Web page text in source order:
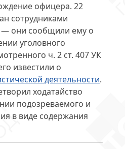
офицера. 22
сотрудниками
— они сообщили ему о
уголовного
ч. 2 ст. 407 УК
известили о
деятельности.
ходатайство
подозреваемого и
в виде содержания